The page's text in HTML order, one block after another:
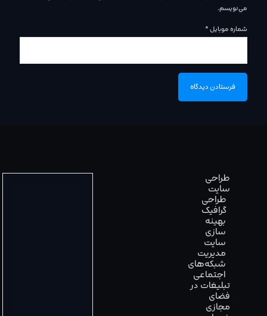
می‌نویسم.
شماره موبایل*
طراحی
سایت
طراحی
گرافیک
بهینه
سازی
سایت
مدیریت
شبکه‌های
اجتماعی
تبلیغات در
فضای
مجازی